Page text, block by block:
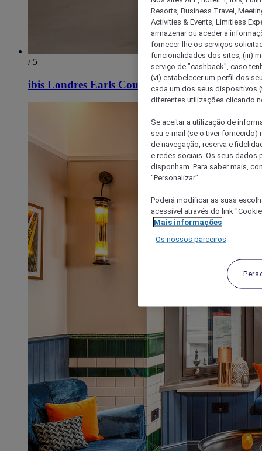
/ 5
ibis Londres Earls Court
Resorts, Business Travel,
Activities & Events, Limitless
armazenar ou aceder a
fornecer-lhe os serviços
funcionalidades dos sites; (iii)
serviço de "cashback", caso
(vi) estabelecer um perfil dos
cada um dos seus dispositivos
diferentes utilizações clicando
Se aceitar a utilização de
seu e-mail (se o tiver
de navegação, reserva e
e redes sociais. Os seus dados
disponham. Para saber mais,
"Personalizar".
Poderá modificar as suas
acessível através do link
Mais informações
Os nossos parceiros